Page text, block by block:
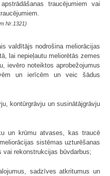
traucējumiem vai
Nr.1321)
valdītājs nodrošina meliorācijas
lai nepieļautu meliorētās zemes
ievēro noteiktos aprobežojumus
un ierīcēm un veic šādus
kontūrgrāvju un susinātājgrāvju
un krūmu atvases, kas traucē
sistēmas uzturēšanas
vai rekonstrukcijas būvdarbus;
sadzīves atkritumus un